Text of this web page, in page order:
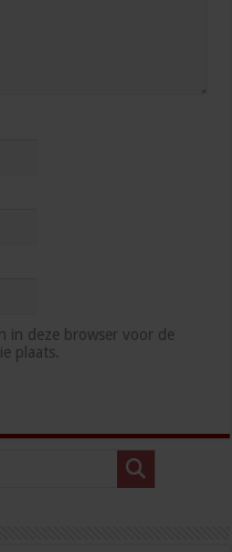
in deze browser voor de
plaats.